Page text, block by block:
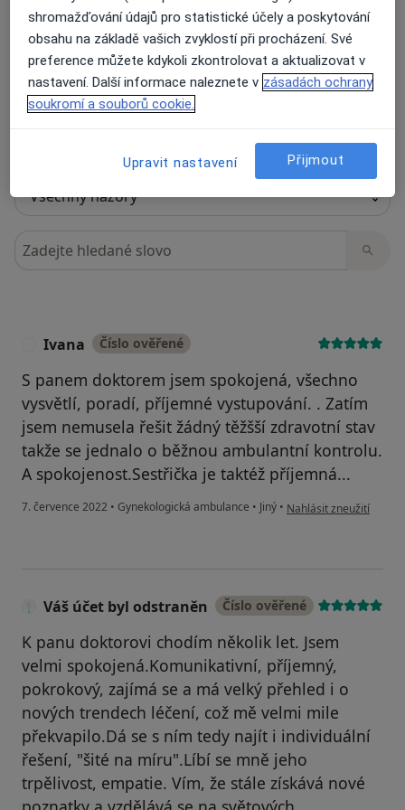
Recenze pacientů jsou pro nás důležité.
Specialisté nemají možnost zaplatit za
odstranění nebo změnu recenze pacienta.
Další informace.Další informace o názorech
Hledejte v názorech
Ivana Číslo ověřené
S panem doktorem jsem spokojená, všechno
vysvětlí, poradí, příjemné vystupování. . Zatím
jsem nemusela řešit žádný těžšší zdravotní stav
takže se jednalo o běžnou ambulantní kontrolu.
A spokojenost.Sestřička je taktéž příjemná...
7. července 2022 • Gynekologická ambulance • Jiný • podle názoru uživatele
Nahlásit zneužití
Váš účet byl odstraněn Číslo ověřené
K panu doktorovi chodím několik let. Jsem
velmi spokojená.Komunikativní, příjemný,
pokrokový, zajímá se a má velký přehled i o
nových trendech léčení, což mě velmi mile
překvapilo.Dá se s ním tedy najít i individuální
řešení, "šité na míru".Líbí se mně jeho
trpělivost, empatie. Vím, že stále získává nové
shromažďování údajů pro statistické účely a poskytování
obsahu na základě vašich zvyklostí při procházení. Své
preference můžete kdykoli zkontrolovat a aktualizovat v
nastavení. Další informace naleznete v zásadách ochrany
soukromí a souborů cookie.
Upravit nastavení Přijmout